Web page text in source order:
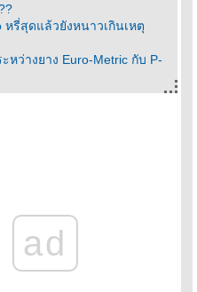
หรี่สุดแล้วยังหนาวเกินเหตุ
หว่างยาง Euro-Metric กับ P-
ากแถวๆลิ้นชักเก็บของ ผมมีวิธี
บบผิดๆ !!!???
สลับยางจาก Bridgestone EU
ำมันเครื่องเบนซินล่าสุด ประจำ
ad